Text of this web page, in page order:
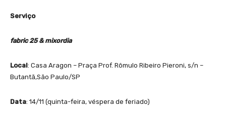
Serviço
fabric 25 & mixordia
Local: Casa Aragon – Praça Prof. Rômulo Ribeiro Pieroni, s/n –
Butantã,São Paulo/SP
Data: 14/11 (quinta-feira, véspera de feriado)